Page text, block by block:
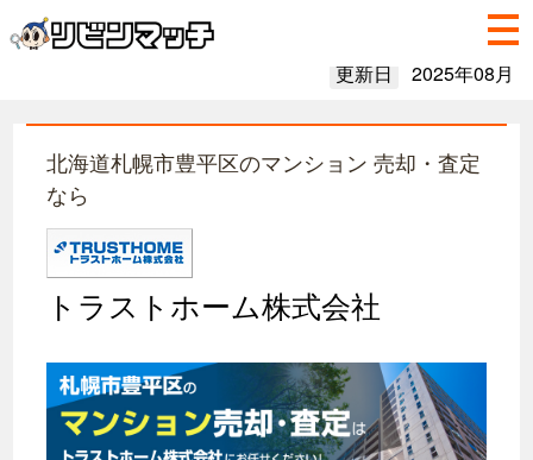
更新日 2025年08月
北海道札幌市豊平区のマンション 売却・査定
なら
トラストホーム株式会社